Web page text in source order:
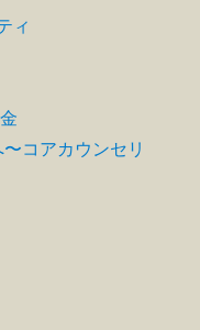
ィ
コアカウンセリ